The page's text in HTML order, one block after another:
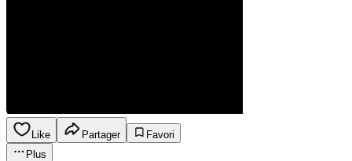
Like Partager
Favori
Plus